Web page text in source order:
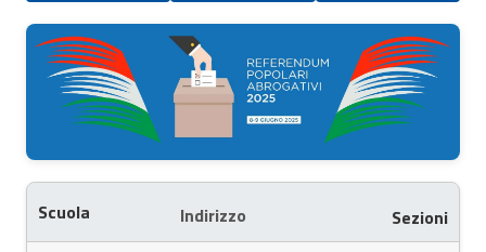
Scuola Indirizzo
Sezioni